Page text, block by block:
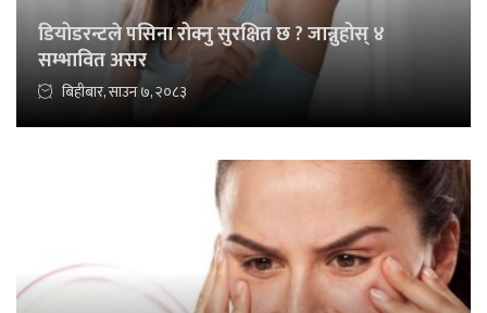
डियोडरन्टले पसिना रोक्नु सुरक्षित छ ? जान्नुहोस् ४
सम्भावित असर
बिहीबार, साउन ७, २०८३